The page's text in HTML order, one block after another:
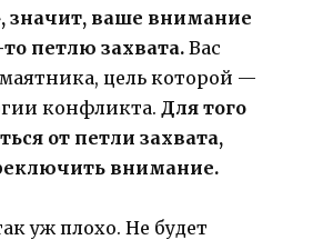
значит, ваше внимание
петлю захвата. Вас
цель которой —
конфликта. Для того
от петли захвата,
внимание.
уж плохо. Не будет